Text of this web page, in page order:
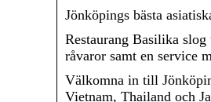
Jönköpings bästa
Restaurang Basilika
råvaror samt en service
Välkomna in till
Vietnam, Thailand och